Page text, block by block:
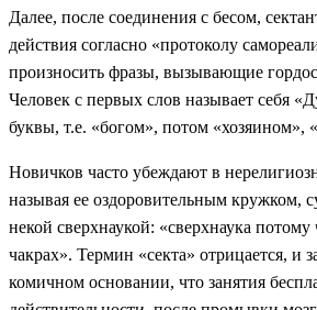
Далее, после соединения с бесом,
действия согласно «протоколу
произносить фразы, вызывающие
Человек с первых слов называет себя
буквы, т.е. «богом», потом «хозяином»,
Новичков часто убеждают в
называя ее оздоровительным кружком,
некой сверхнаукой: «сверхнаука потому
чакрах». Термин «секта» отрицается, и
комичном основании, что занятия